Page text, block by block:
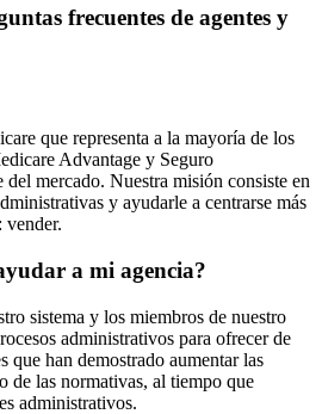
frecuentes de agentes y
que representa a la mayoría de los
Advantage y Seguro
mercado. Nuestra misión consiste en
y ayudarle a centrarse más
vender.
a mi agencia?
sistema y los miembros de nuestro
administrativos para ofrecer de
que han demostrado aumentar las
de las normativas, al tiempo que
administrativos.